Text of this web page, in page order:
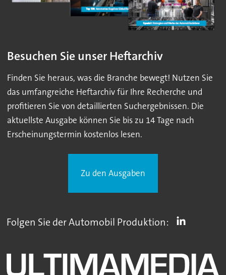
Besuchen Sie unser Heftarchiv
Finden Sie heraus, was die Branche bewegt! Nutzen Sie
das umfangreiche Heftarchiv für Ihre Recherche und
profitieren Sie von detaillierten Suchergebnissen. Die
aktuellste Ausgabe können Sie bis zu 14 Tage nach
Erscheinungstermin kostenlos lesen.
Zu den Ausgaben
Folgen Sie der Automobil Produktion: